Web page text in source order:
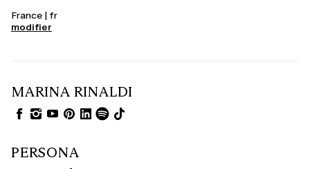
France | fr
modifier
MARINA RINALDI
PERSONA